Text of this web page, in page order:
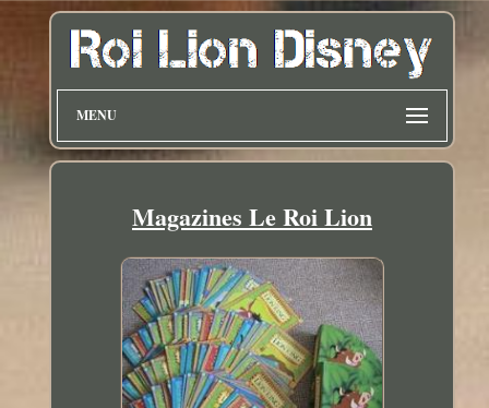
MENU
Magazines Le Roi Lion